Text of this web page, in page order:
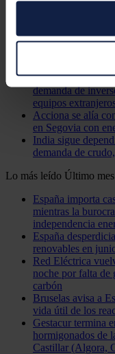
Identificar
específicas
Obtenga más
preferencias en la
momento en la
Las cookies de
funciones de
uso que haga del
quienes pueden
La australiana
diésel y el gas
Ming Yang pone
de 16 MW del
Las fábricas de
demanda de
equipos
Acciona se alía
en Segovia con
India sigue
demanda de
Lo más leído Último mes
España importa
mientras la
independencia
España
renovables en
Red Eléctrica
noche por falta
carbón
Bruselas avisa a
vida útil de los
Gestacur termina
hormigonados de
Castillar (Algora,